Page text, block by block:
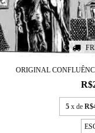
ORIGINAL
5 x de